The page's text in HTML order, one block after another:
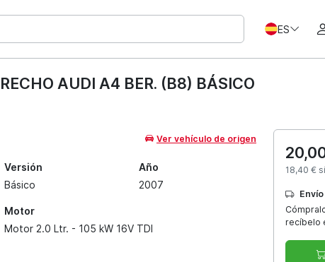
ES
AUDI A4 BER. (B8) BÁSICO
Ver vehículo de origen
Versión
Básico
Año
2007
Motor
Motor 2.0 Ltr. - 105 kW 16V TDI
18,40 €
recíbelo